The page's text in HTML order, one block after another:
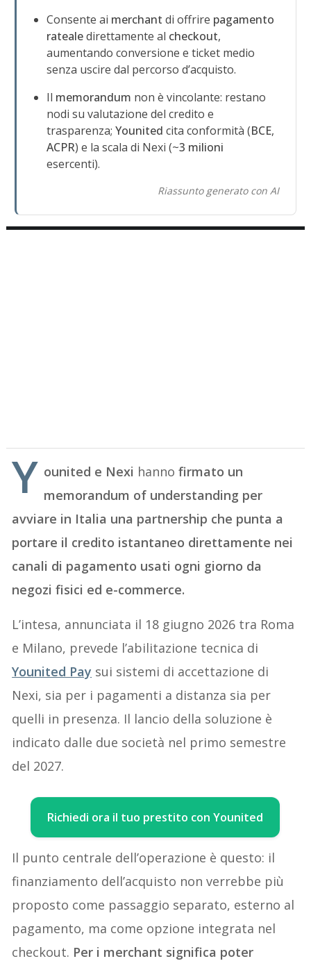
Consente ai merchant di offrire pagamento
ratealedirettamente al checkout,
aumentando conversione e ticket medio
senza uscire dal percorso d’acquisto.
Il memorandum non è vincolante: restano
nodi su valutazione del credito e
trasparenza;Younited cita conformità (BCE,
ACPR) e la scala di Nexi (~3 milioni
esercenti).
Riassunto generato con AI
Y ounited e Nexi hannofirmato un
memorandum of understanding per
avviare in Italia una partnership che punta a
portare il credito istantaneo direttamente nei
canali di pagamento usati ogni giorno da
negozi fisici ed e-commerce.
L’intesa, annunciata il 18 giugno 2026 tra Roma
e Milano, prevede l’abilitazione tecnica di
Younited Pay sui sistemi di accettazione di
Nexi, sia per i pagamenti a distanza sia per
quelli in presenza. Il lancio della soluzione è
indicato dalle due società nel primo semestre
del 2027.
Richiedi ora il tuo prestito con Younited
Il punto centrale dell’operazione è questo: il
finanziamento dell’acquisto non verrebbe più
proposto come passaggio separato, esterno al
pagamento, ma come opzione integrata nel
checkout. Per i merchant significa poter